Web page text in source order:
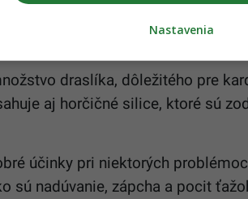
účinky
draslíka, dôležitého pre
aj horčičné silice, ktoré sú
účinky pri niektorých
sú nadúvanie, zápcha a pocit
Nastavenia